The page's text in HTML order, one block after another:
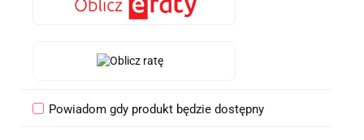
Powiadom gdy produkt będzie dostępny